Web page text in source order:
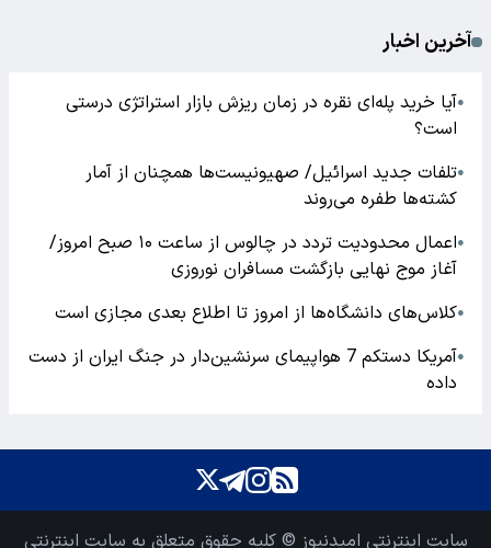
آخرین اخبار
●آیا خرید پله‌ای نقره در زمان ریزش بازار استراتژی درستی
است؟
●تلفات جدید اسرائیل/ صهیونیست‌ها همچنان از آمار
کشته‌ها طفره می‌روند
●
اعمال محدودیت تردد در چالوس از ساعت ۱۰ صبح امروز/
آغاز موج نهایی بازگشت مسافران نوروزی
●کلاس‌های دانشگاه‌ها از امروز تا اطلاع بعدی مجازی است
●
آمریکا دستکم 7 هواپیمای سرنشین‌دار در جنگ ایران از دست
داده
سایت اینترنتی امیدنیوز © کلیه حقوق متعلق به سایت اینترنتی